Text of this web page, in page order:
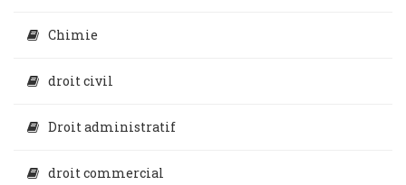
Chimie
droit civil
Droit administratif
droit commercial